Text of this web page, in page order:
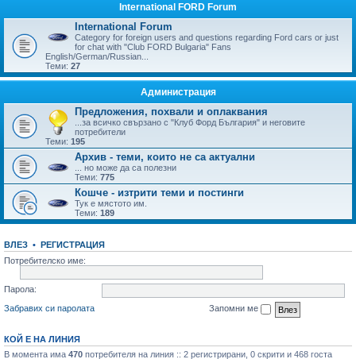
International FORD Forum
International Forum
Category for foreign users and questions regarding Ford cars or just
for chat with "Club FORD Bulgaria" Fans
English/German/Russian...
Теми: 27
Администрация
Предложения, похвали и оплаквания
...за всичко свързано с "Клуб Форд България" и неговите
потребители
Теми: 195
Архив - теми, които не са актуални
... но може да са полезни
Теми: 775
Кошче - изтрити теми и постинги
Тук е мястото им.
Теми: 189
ВЛЕЗ • РЕГИСТРАЦИЯ
Потребителско име:
Парола:
Забравих си паролата
Запомни ме
КОЙ Е НА ЛИНИЯ
В момента има 470 потребителя на линия :: 2 регистрирани, 0 скрити и 468 госта